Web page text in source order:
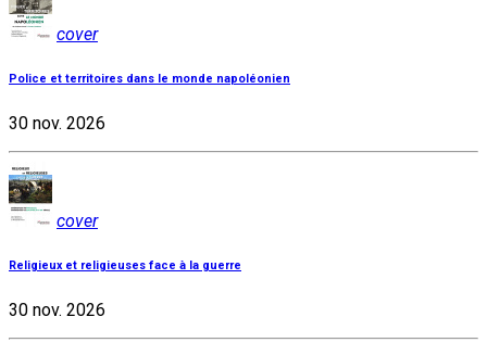
cover
Police et territoires dans le monde napoléonien
30 nov. 2026
cover
Religieux et religieuses face à la guerre
30 nov. 2026